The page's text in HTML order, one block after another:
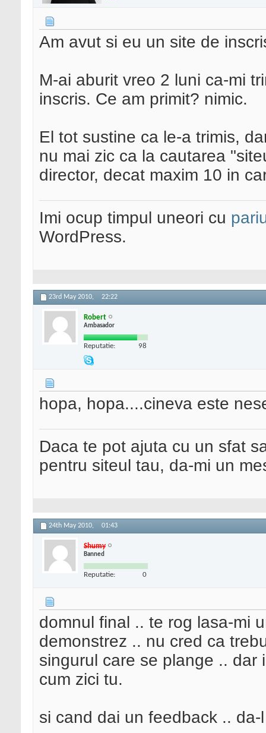
Am avut si eu un site de
M-ai aburit vreo 2 luni ca-mi
inscris. Ce am primit? nimic.
El tot sustine ca le-a trimis,
nu mai zic ca la cautarea
director, decat maxim 10 in
Imi ocup timpul uneori cu
WordPress.
23rd May 2010, 22:22
Robert
Ambasador
Reputatie: 98
hopa, hopa....cineva este
Daca te pot ajuta cu un sfat
pentru siteul tau, da-mi un
24th May 2010, 01:43
Shumy
Banned
Reputatie: 0
domnul final .. te rog lasa-mi
demonstrez .. nu cred ca
singurul care se plange .. dar
cum zici tu.
si cand dai un feedback ..